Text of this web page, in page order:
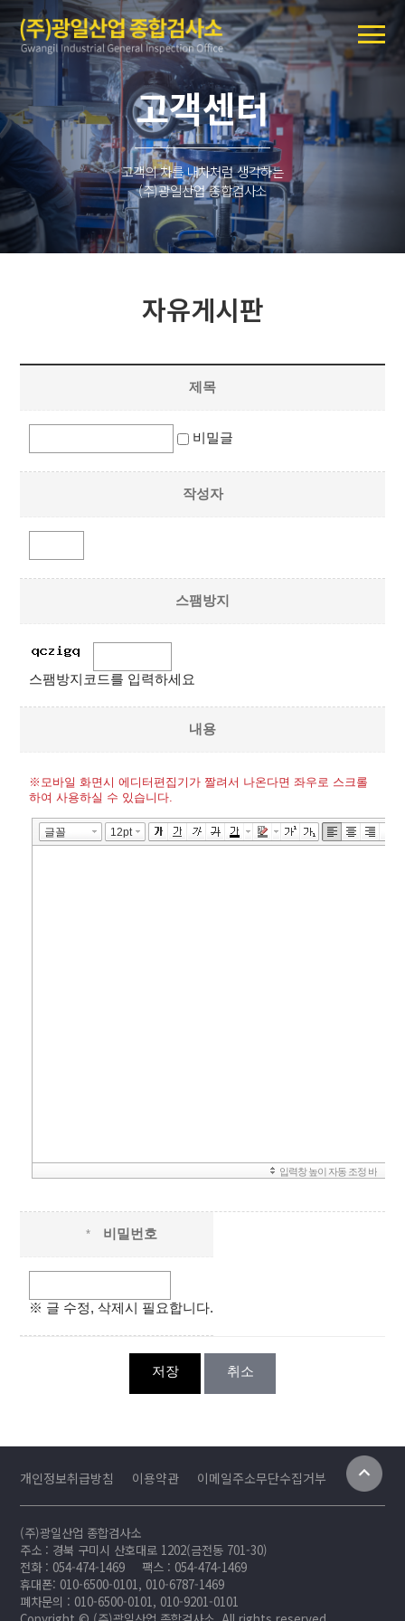
고객센터
고객의 차를 내차처럼 생각하는
(주)광일산업 종합검사소
자유게시판
제목
비밀글
작성자
스팸방지
스팸방지코드를 입력하세요
내용
※모바일 화면시 에디터편집기가 짤려서 나온다면 좌우로 스크롤
하여 사용하실 수 있습니다.
* 비밀번호
※ 글 수정, 삭제시 필요합니다.
저장 취소
개인정보취급방침 이용약관 이메일주소무단수집거부
(주)광일산업 종합검사소
주소 : 경북 구미시 산호대로 1202(금전동 701-30)
전화 : 054-474-1469
팩스 : 054-474-1469
휴대폰: 010-6500-0101, 010-6787-1469
폐차문의 : 010-6500-0101, 010-9201-0101